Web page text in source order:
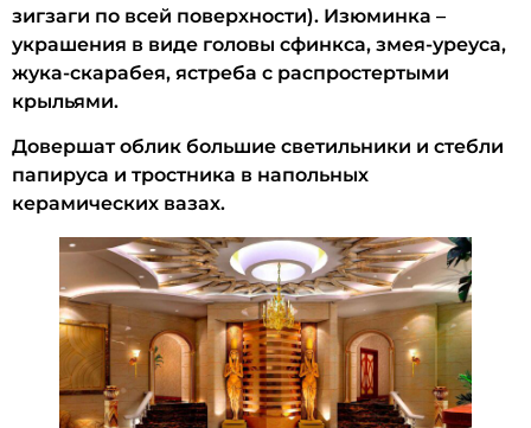
зигзаги по всей поверхности). Изюминка –
украшения в виде головы сфинкса, змея-уреуса,
жука-скарабея, ястреба с распростертыми
крыльями.
Довершат облик большие светильники и стебли
папируса и тростника в напольных
керамических вазах.